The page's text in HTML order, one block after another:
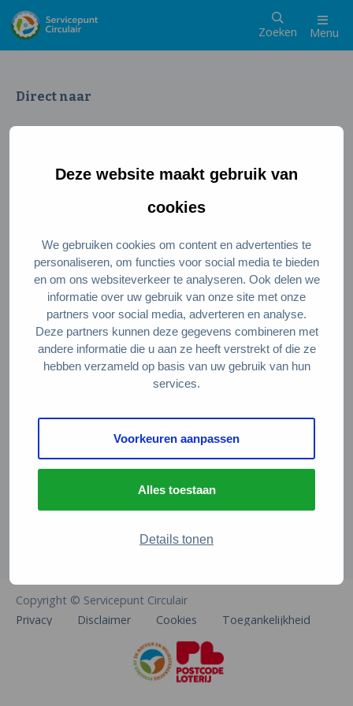
Deze website maakt gebruik van
cookies
We gebruiken cookies om content en advertenties te
personaliseren, om functies voor social media te bieden
en om ons websiteverkeer te analyseren. Ook delen we
informatie over uw gebruik van onze site met onze
partners voor social media, adverteren en analyse.
Deze partners kunnen deze gegevens combineren met
andere informatie die u aan ze heeft verstrekt of die ze
hebben verzameld op basis van uw gebruik van hun
services.
Voorkeuren aanpassen
Alles toestaan
Details tonen
Zoeken Menu
Direct naar
Wat is een circulaire samenleving
Meedoen als ondernemer
Circulaire producten en diensten
Wie zijn wij?
Over ons
Stel je vraag
Servicepunt Team
Veelgestelde vragen
De Natuur en Milieufederaties
Arthur van Schendelstraat 600
info@natuurenmilieufederaties.nl
Copyright © Servicepunt Circulair
Privacy
Disclaimer Cookies Toegankelijkheid